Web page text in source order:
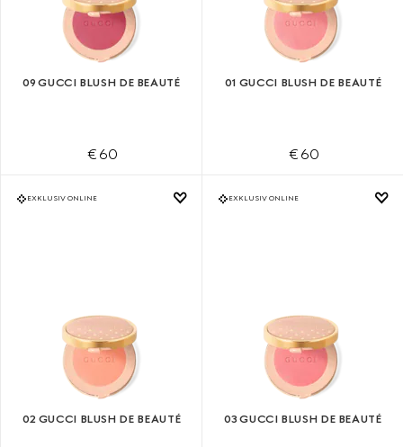
09 GUCCI BLUSH DE BEAUTÉ
€ 60
01 GUCCI BLUSH DE BEAUTÉ
€ 60
EXKLUSIV ONLINE
02 GUCCI BLUSH DE BEAUTÉ
EXKLUSIV ONLINE
03 GUCCI BLUSH DE BEAUTÉ